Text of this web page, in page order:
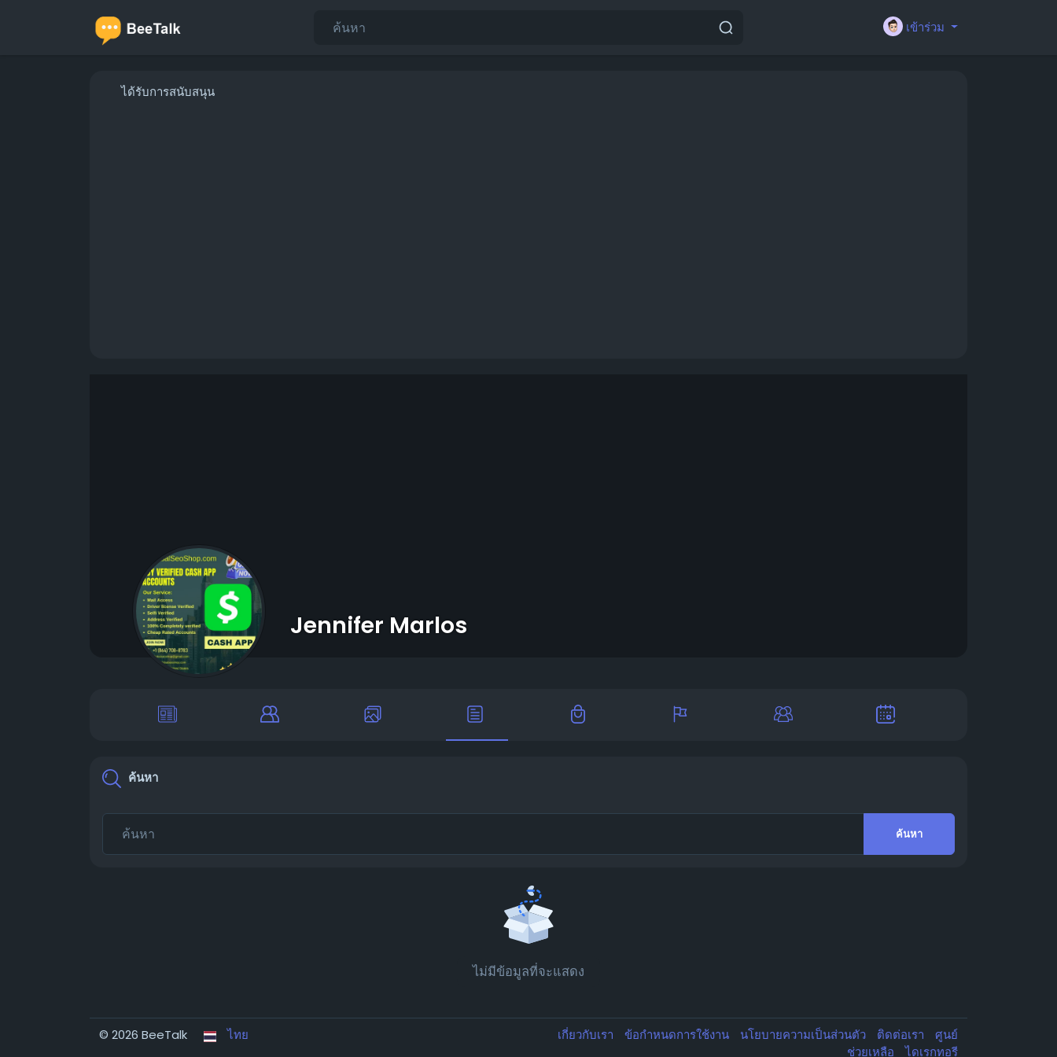
เข้าร่วม
ได้รับการสนับสนุน
Jennifer Marlos
ค้นหา
ค้นหา
ไม่มีข้อมูลที่จะแสดง
© 2026 BeeTalk ไทย เกี่ยวกับเรา ข้อกำหนดการใช้งาน นโยบายความเป็นส่วนตัว ติดต่อเรา
ศูนย์
ช่วยเหลือ
ไดเรกทอรี